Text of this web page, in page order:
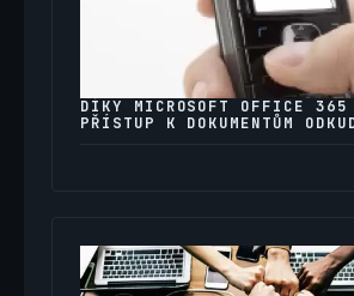
DÍKY MICROSOFT OFFICE 365
PŘÍSTUP K DOKUMENTŮM